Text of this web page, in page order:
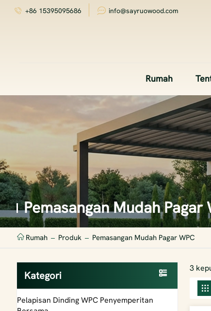
+86 15395095686 info@sayruowood.com
Rumah
Pemasangan Mudah Pagar
Rumah Produk Pemasangan Mudah Pagar WPC
Kategori
Pelapisan Dinding WPC Penyemperitan
3